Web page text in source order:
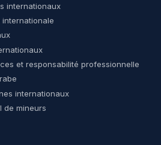
internationaux
internationale
et responsabilité professionnelle
internationaux
de mineurs